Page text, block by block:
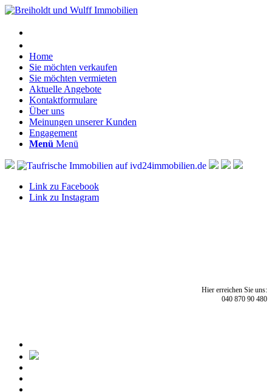
Home
Sie möchten verkaufen
Sie möchten vermieten
Aktuelle Angebote
Kontaktformulare
Über uns
Meinungen unserer Kunden
Engagement
Menü Menü
Link zu Facebook
Link zu Instagram
Hier erreichen Sie uns:
040 870 90 480